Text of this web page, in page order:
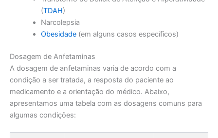
(TDAH)
Narcolepsia
Obesidade(em alguns casos específicos)
Dosagem de Anfetaminas
A dosagem de anfetaminas varia de acordo com a
condição a ser tratada, a resposta do paciente ao
medicamento e a orientação do médico. Abaixo,
apresentamos uma tabela com as dosagens comuns para
algumas condições: